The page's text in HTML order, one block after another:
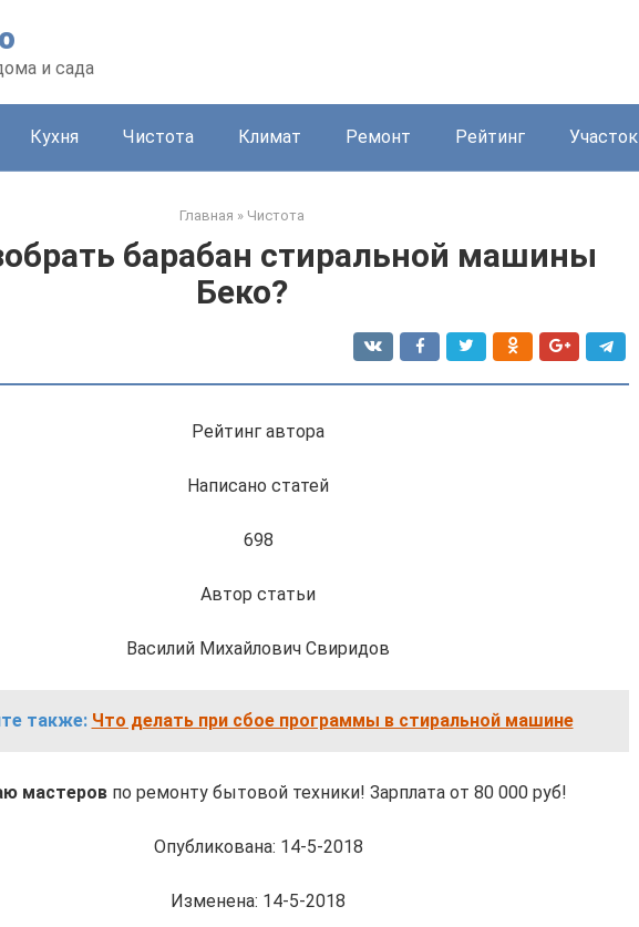
и сада
Кухня Чистота Климат Ремонт Рейтинг Участок
Главная » Чистота
барабан стиральной машины
Беко?
Рейтинг автора
Написано статей
698
Автор статьи
Василий Михайлович Свиридов
также: Что делать при сбое программы в стиральной машине
мастеровпо ремонту бытовой техники! Зарплата от 80 000 руб!
Опубликована: 14-5-2018
Изменена: 14-5-2018